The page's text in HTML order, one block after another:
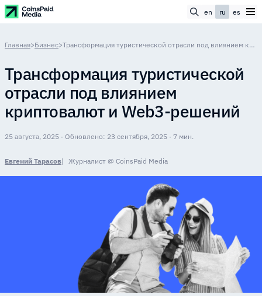
en ru es
Главная>Бизнес> Трансформация туристической отрасли под влиянием криптовалют и Web3-решений
Трансформация туристической
отрасли под влиянием
криптовалют и Web3-решений
25 августа, 2025 · Обновлено: 23 сентября, 2025 · 7 мин.
Евгений Тарасов Журналист @ CoinsPaid Media